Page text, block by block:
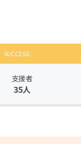
SUCCESS
支援者
35人